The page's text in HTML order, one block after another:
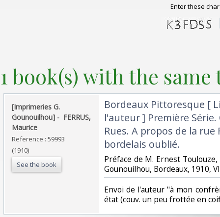
Enter these
1 book(s) with the
‎[Imprimeries G.
Gounouilhou] - ‎ ‎FERRUS,
Maurice‎
Reference : 59993
(1910)
See the book
‎Bordeaux Pittoresque [
l'auteur ] Première
Rues. A propos de la rue
bordelais oublié.‎
‎Préface de M. Ernest
Gounouilhou, Bordeaux, 1910,
‎Envoi de l'auteur "à mon
état (couv. un peu frottée en